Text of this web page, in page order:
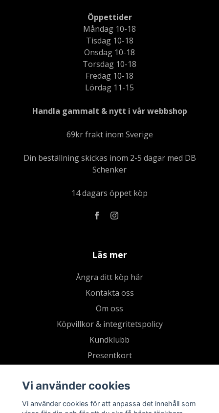
Öppettider
Måndag 10-18
Tisdag 10-18
Onsdag 10-18
Torsdag 10-18
Fredag 10-18
Lördag 11-15
Handla gammalt & nytt i vår webbshop
69kr frakt inom Sverige
Din beställning skickas inom 2-5 dagar med DB
Schenker
14 dagars öppet köp
Läs mer
Ångra ditt köp här
Kontakta oss
Om oss
Köpvillkor & integritetspolicy
Kundklubb
Presentkort
Vi använder cookies
Vi använder cookies för att anpassa det innehåll som